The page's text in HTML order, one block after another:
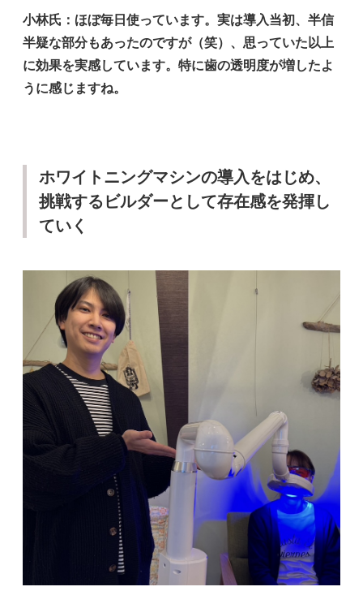
小林氏 ：ほぼ毎日使っています。実は導入当初、半信
半疑な部分もあったのですが（笑）、思っていた以上
に効果を実感しています。特に歯の透明度が増したよ
うに感じますね。
ホワイトニングマシンの導入をはじめ、
挑戦するビルダーとして存在感を発揮し
ていく